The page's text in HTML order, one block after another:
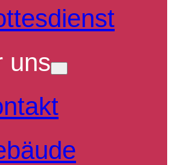
uns